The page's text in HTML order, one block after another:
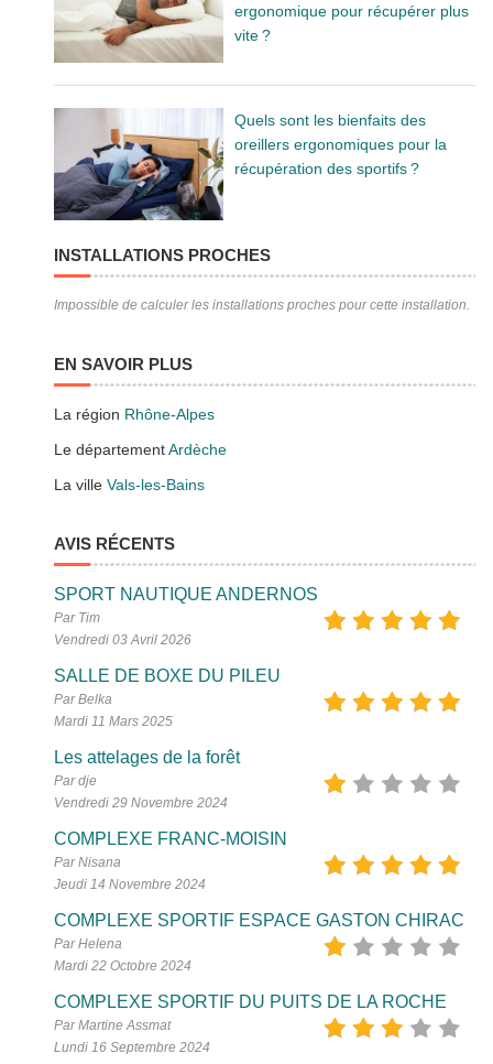
ergonomique pour récupérer plus
vite ?
Quels sont les bienfaits des
oreillers ergonomiques pour la
récupération des sportifs ?
INSTALLATIONS PROCHES
Impossible de calculer les installations proches pour cette installation.
EN SAVOIR PLUS
La région Rhône-Alpes
Le départementArdèche
La villeVals-les-Bains
AVIS RÉCENTS
SPORT NAUTIQUE ANDERNOS
Par Tim
Vendredi 03 Avril 2026
SALLE DE BOXE DU PILEU
Par Belka
Mardi 11 Mars 2025
Les attelages de la forêt
Par dje
Vendredi 29 Novembre 2024
COMPLEXE FRANC-MOISIN
Par Nisana
Jeudi 14 Novembre 2024
COMPLEXE SPORTIF ESPACE GASTON CHIRAC
Par Helena
Mardi 22 Octobre 2024
COMPLEXE SPORTIF DU PUITS DE LA ROCHE
Par Martine Assmat
Lundi 16 Septembre 2024